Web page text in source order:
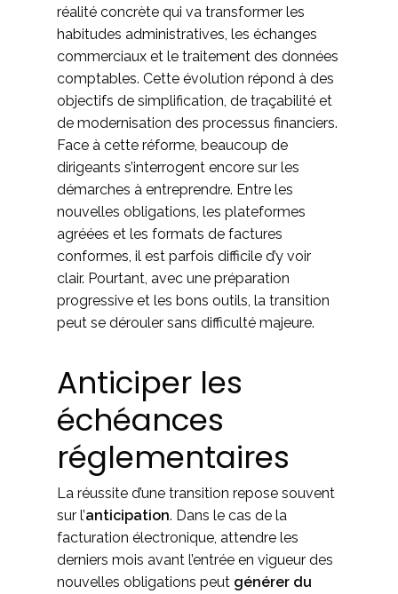
réalité concrète qui va transformer les
habitudes administratives, les échanges
commerciaux et le traitement des données
comptables. Cette évolution répond à des
objectifs de simplification, de traçabilité et
de modernisation des processus financiers.
Face à cette réforme, beaucoup de
dirigeants s’interrogent encore sur les
démarches à entreprendre. Entre les
nouvelles obligations, les plateformes
agréées et les formats de factures
conformes, il est parfois difficile d’y voir
clair. Pourtant, avec une préparation
progressive et les bons outils, la transition
peut se dérouler sans difficulté majeure.
Anticiper les
échéances
réglementaires
La réussite d’une transition repose souvent
sur l’anticipation. Dans le cas de la
facturation électronique, attendre les
derniers mois avant l’entrée en vigueur des
nouvelles obligations peut générer du